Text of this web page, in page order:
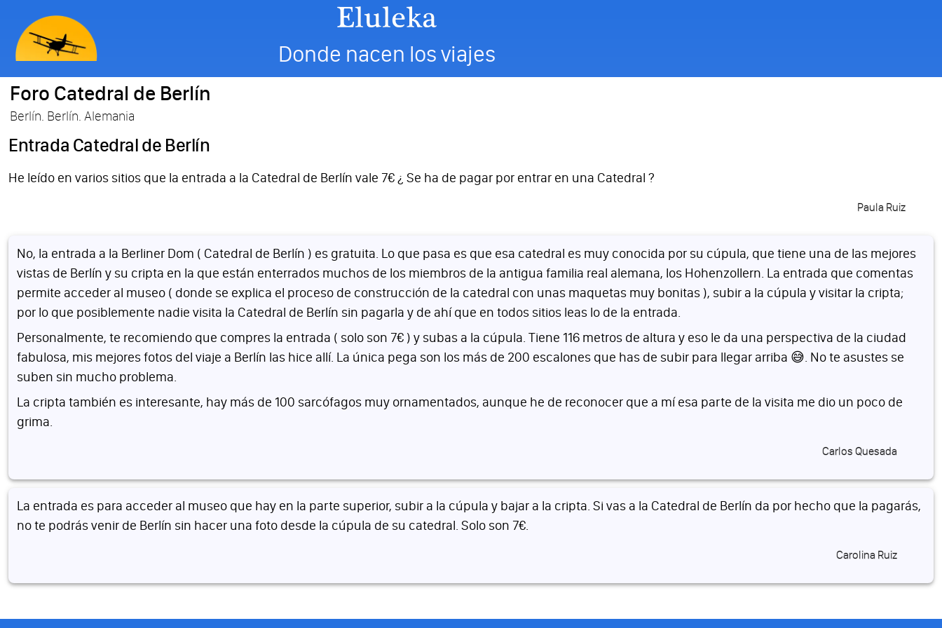
Donde nacen los viajes
Foro Catedral de Berlín
Berlín. Berlín. Alemania
Entrada Catedral de Berlín
He leído en varios sitios que la entrada a la Catedral de Berlín vale 7€ ¿ Se ha de pagar por entrar en una Catedral ?
Paula Ruiz
No, la entrada a la Berliner Dom ( Catedral de Berlín ) es gratuita. Lo que pasa es que esa catedral es muy conocida por su cúpula, que tiene una de las mejores
vistas de Berlín y su cripta en la que están enterrados muchos de los miembros de la antigua familia real alemana, los Hohenzollern. La entrada que comentas
permite acceder al museo ( donde se explica el proceso de construcción de la catedral con unas maquetas muy bonitas ), subir a la cúpula y visitar la cripta;
por lo que posiblemente nadie visita la Catedral de Berlín sin pagarla y de ahí que en todos sitios leas lo de la entrada.
Personalmente, te recomiendo que compres la entrada ( solo son 7€ ) y subas a la cúpula. Tiene 116 metros de altura y eso le da una perspectiva de la ciudad
fabulosa, mis mejores fotos del viaje a Berlín las hice allí. La única pega son los más de 200 escalones que has de subir para llegar arriba 😅. No te asustes se
suben sin mucho problema.
La cripta también es interesante, hay más de 100 sarcófagos muy ornamentados, aunque he de reconocer que a mí esa parte de la visita me dio un poco de
grima.
Carlos Quesada
La entrada es para acceder al museo que hay en la parte superior, subir a la cúpula y bajar a la cripta. Si vas a la Catedral de Berlín da por hecho que la pagarás,
no te podrás venir de Berlín sin hacer una foto desde la cúpula de su catedral. Solo son 7€.
Carolina Ruiz